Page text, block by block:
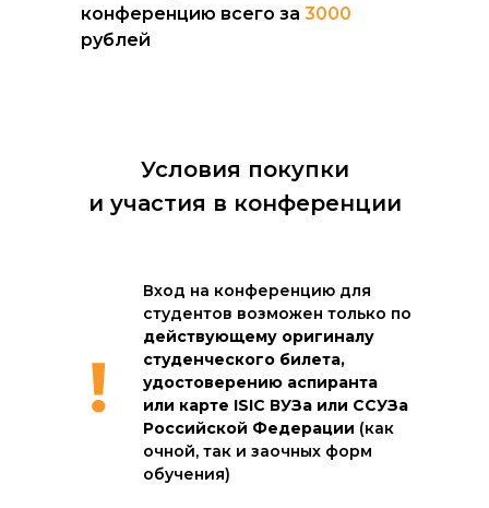
конференцию всего за 3000
рублей
Вход на конференцию для
студентов возможен только по
действующему оригиналу
студенческого билета,
удостоверению аспиранта
или карте ISIC ВУЗа или ССУЗа
Российской Федерации (как
очной, так и заочных форм
обучения)
Условия покупки
и участия в конференции